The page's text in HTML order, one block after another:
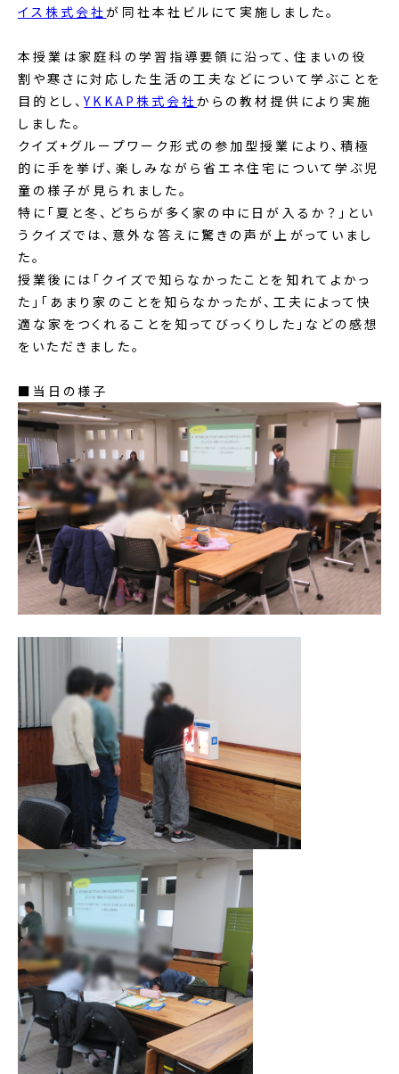
イス株式会社が同社本社ビルにて実施しました。
本授業は家庭科の学習指導要領に沿って、住まいの役
割や寒さに対応した生活の工夫などについて学ぶことを
目的とし、YKKAP株式会社からの教材提供により実施
しました。
クイズ+グループワーク形式の参加型授業により、積極
的に手を挙げ、楽しみながら省エネ住宅について学ぶ児
童の様子が見られました。
特に「夏と冬、どちらが多く家の中に日が入るか？」とい
うクイズでは、意外な答えに驚きの声が上がっていまし
た。
授業後には「クイズで知らなかったことを知れてよかっ
た」「あまり家のことを知らなかったが、工夫によって快
適な家をつくれることを知ってびっくりした」などの感想
をいただきました。
■当日の様子